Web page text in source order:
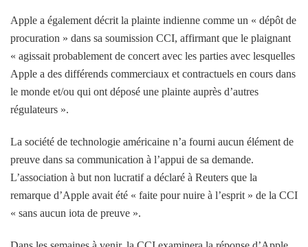
Apple a également décrit la plainte indienne comme un « dépôt de
procuration » dans sa soumission CCI, affirmant que le plaignant
« agissait probablement de concert avec les parties avec lesquelles
Apple a des différends commerciaux et contractuels en cours dans
le monde et/ou qui ont déposé une plainte auprès d’autres
régulateurs ».
La société de technologie américaine n’a fourni aucun élément de
preuve dans sa communication à l’appui de sa demande.
L’association à but non lucratif a déclaré à Reuters que la
remarque d’Apple avait été « faite pour nuire à l’esprit » de la CCI
« sans aucun iota de preuve ».